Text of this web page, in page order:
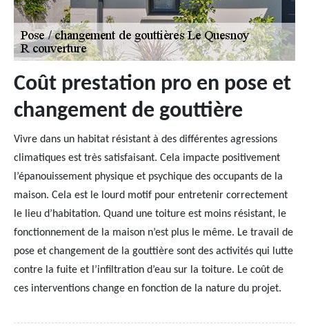
Coût prestation pro en pose et
changement de gouttière
Vivre dans un habitat résistant à des différentes agressions
climatiques est très satisfaisant. Cela impacte positivement
l’épanouissement physique et psychique des occupants de la
maison. Cela est le lourd motif pour entretenir correctement
le lieu d’habitation. Quand une toiture est moins résistant, le
fonctionnement de la maison n’est plus le même. Le travail de
pose et changement de la gouttière sont des activités qui lutte
contre la fuite et l’infiltration d’eau sur la toiture. Le coût de
ces interventions change en fonction de la nature du projet.